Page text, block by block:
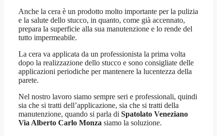
Anche la cera è un prodotto molto importante per la pulizia
e la salute dello stucco, in quanto, come già accennato,
prepara la superficie alla sua manutenzione e lo rende del
tutto impermeabile.
La cera va applicata da un professionista la prima volta
dopo la realizzazione dello stucco e sono consigliate delle
applicazioni periodiche per mantenere la lucentezza della
parete.
Nel nostro lavoro siamo sempre seri e professionali, quindi
sia che si tratti dell’applicazione, sia che si tratti della
manutenzione, quando si parla di Spatolato Veneziano
Via Alberto Carlo Monza siamo la soluzione.